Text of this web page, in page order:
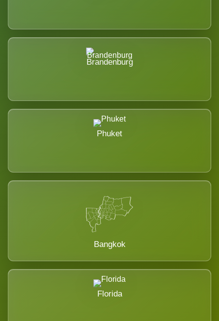
Brandenburg
Phuket
Bangkok
Florida